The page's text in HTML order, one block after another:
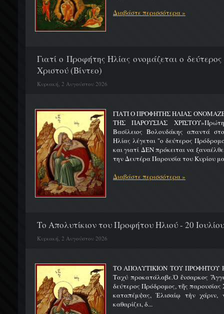
Διαβάστε περισσότερα »
Γιατί ο Προφήτης Ηλίας ονομάζεται ο
Χριστού (Βίντεο)
Κυριακή, 2 Αυγούστου 2026
ΓΙΑΤΙ Ο ΠΡΟΦΗΤΗΣ ΗΛΙΑΣ
ΤΗΣ ΠΑΡΟΥΣΙΑΣ
Βασίλειος Βολουδάκης απαντά
Ηλίας λέγεται "ο δεύτερος
και γιατί ΔΕΝ πρόκειται να
την Δευτέρα Παρουσία του Κυρίου
Διαβάστε περισσότερα »
Το Απολυτίκιον του Προφήτου Ηλιού - 20 Ιουλίου
Κυριακή, 2 Αυγούστου 2026
ΤΟ ΑΠΟΛΥΤΙΚΙΟΝ ΤΟΥ ΠΡΟΦΗΤΟΥ
Ταχύ προκατάλαβε.Ὁ ἔνσαρκος
δεύτερος Πρόδρομος, τῆς παρουσίας
καταπέμψας, Ἐλισαίῳ τὴν χάριν,
καθαρίζει, δ...